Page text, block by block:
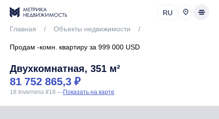
RU
Главная / Объекты недвижимости /
Продам -комн. квартиру за 999 000 USD
Двухкомнатная, 351 м²
81 752 865,3 ₽
18 Inverness #18 —Показать на карте